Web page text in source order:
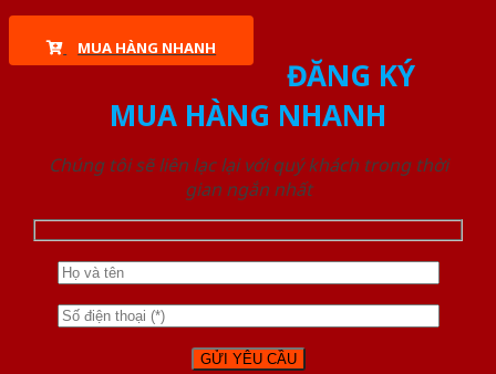
MUA HÀNG NHANH
ĐĂNG KÝ
MUA HÀNG NHANH
Chúng tôi sẽ liên lạc lại với quý khách trong thời
gian ngắn nhất